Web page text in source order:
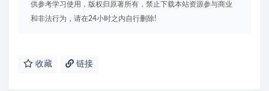
供参考学习使用，版权归原著所有，禁止下载本站资源参与商业
和非法行为，请在24小时之内自行删除!
收藏 链接